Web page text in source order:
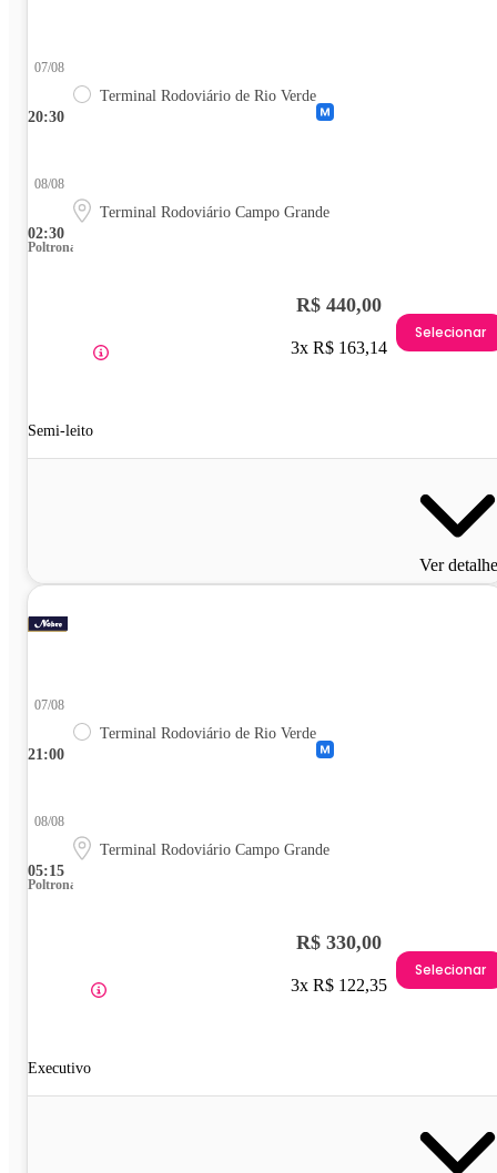
20:30
07/08
Terminal Rodoviário de Rio Verde
02:30
08/08
Terminal Rodoviário Campo Grande
Poltrona
Semi-leito
R$ 440,00
3x R$ 163,14
Selecionar
Ver
21:00
07/08
Terminal Rodoviário de Rio Verde
05:15
08/08
Terminal Rodoviário Campo Grande
Poltrona
Executivo
R$ 330,00
3x R$ 122,35
Selecionar